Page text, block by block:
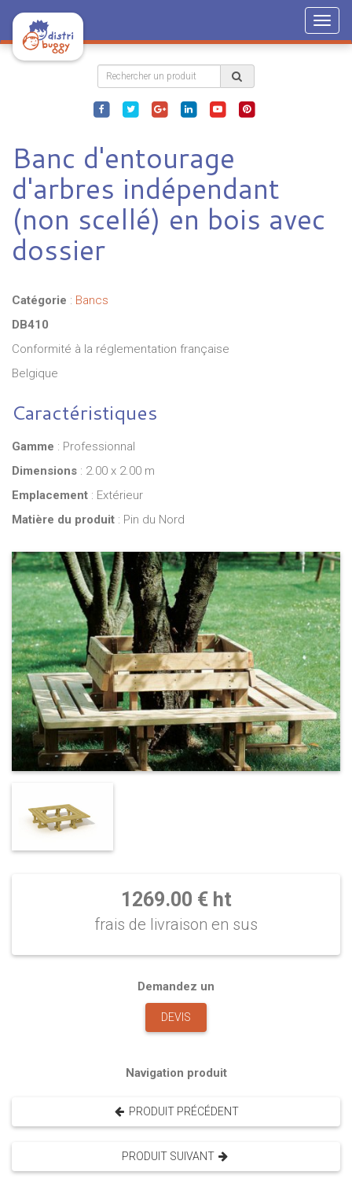
Banc d'entourage
d'arbres indépendant
(non scellé) en bois avec
dossier
Catégorie : Bancs
DB410
Conformité à la réglementation française
Belgique
Caractéristiques
Gamme : Professionnal
Dimensions : 2.00 x 2.00 m
Emplacement : Extérieur
Matière du produit : Pin du Nord
1269.00 € ht
frais de livraison en sus
Demandez un
DEVIS
Navigation produit
PRODUIT PRÉCÉDENT
PRODUIT SUIVANT